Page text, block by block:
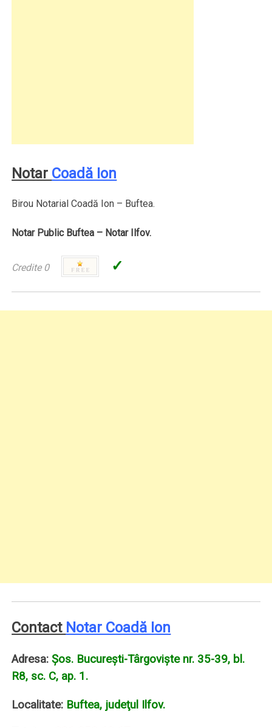
Notar Coadă Ion
Birou Notarial Coadă Ion – Buftea.
Notar Public Buftea – Notar Ilfov.
Credite 0 ✓
Contact Notar Coadă Ion
Adresa:Şos. Bucureşti-Târgovişte nr. 35-39, bl.
R8, sc. C, ap. 1.
Localitate: Buftea, judeţul Ilfov.